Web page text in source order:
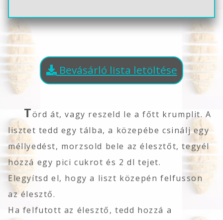
Bevásárló lista letöltése
Törd át, vagy reszeld le a főtt krumplit. A
lisztet tedd egy tálba, a közepébe csinálj egy
méllyedést, morzsold bele az élesztőt, tegyél
hozzá egy pici cukrot és 2 dl tejet.
Elegyítsd el, hogy a liszt közepén felfusson
az élesztő.
Ha felfutott az élesztő, tedd hozzá a